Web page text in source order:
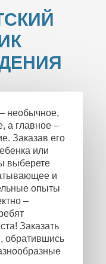
необычное,
а главное –
Заказав его
или
выберете
и
опыты
–
Заказать
обратившись